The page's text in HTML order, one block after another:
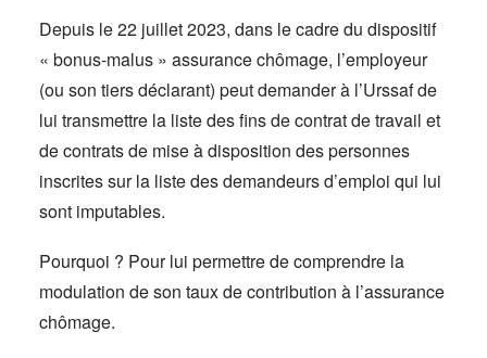
Depuis le 22 juillet 2023, dans le cadre du dispositif
« bonus-malus » assurance chômage, l’employeur
(ou son tiers déclarant) peut demander à l’Urssaf de
lui transmettre la liste des fins de contrat de travail et
de contrats de mise à disposition des personnes
inscrites sur la liste des demandeurs d’emploi qui lui
sont imputables.
Pourquoi ? Pour lui permettre de comprendre la
modulation de son taux de contribution à l’assurance
chômage.